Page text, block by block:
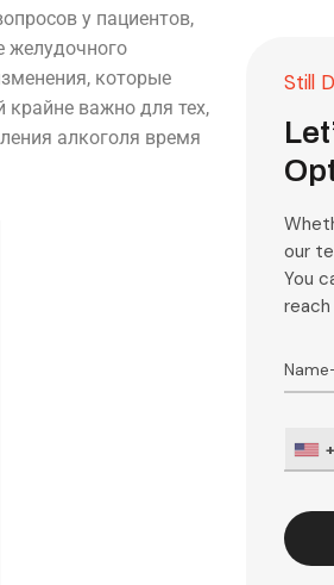
у пациентов,
желудочного
которые
важно для тех,
алкоголя время
Still
our
You